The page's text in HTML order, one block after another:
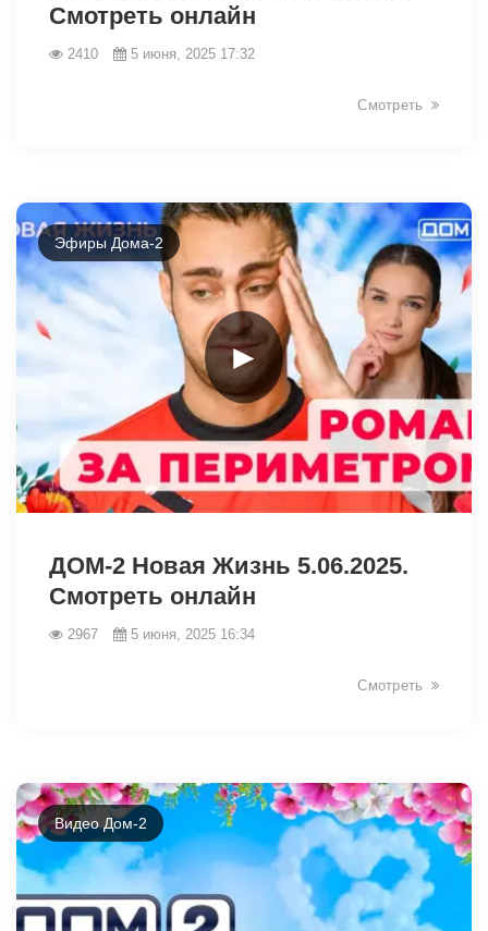
Смотреть онлайн
2410 5 июня, 2025 17:32
Смотреть
►
Эфиры Дома-2
ДОМ-2 Новая Жизнь 5.06.2025.
Смотреть онлайн
2967 5 июня, 2025 16:34
Смотреть
Видео Дом-2